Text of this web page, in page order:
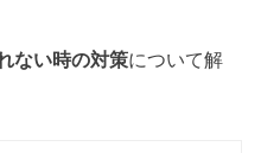
ない時の対策について解